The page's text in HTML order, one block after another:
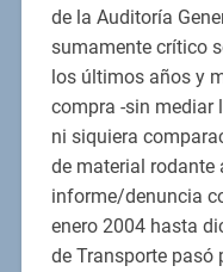
de la Auditoría
sumamente crítico
los últimos años y
compra -sin mediar
ni siquiera
de material rodante
informe/denuncia
enero 2004 hasta
de Transporte pasó